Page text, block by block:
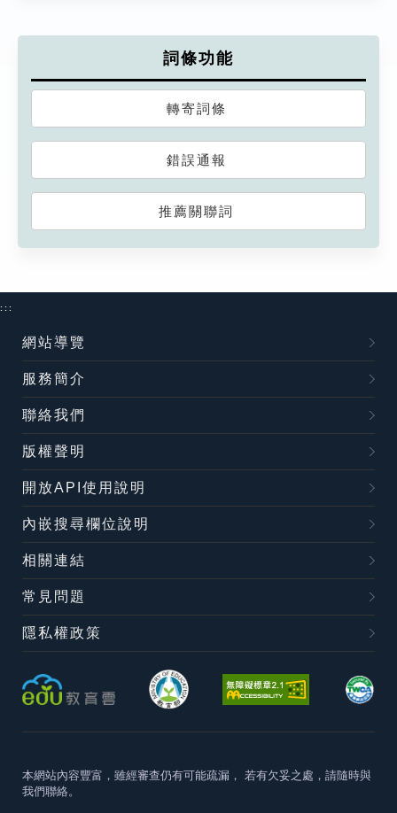
詞條功能
轉寄詞條
錯誤通報
推薦關聯詞
:::
網站導覽
服務簡介
聯絡我們
版權聲明
開放API使用說明
內嵌搜尋欄位說明
相關連結
常見問題
隱私權政策
本網站內容豐富，雖經審查仍有可能疏漏， 若有欠妥之處，請隨時與
我們聯絡。